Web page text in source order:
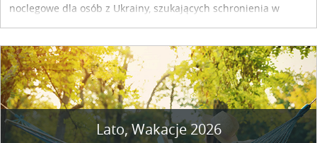
noclegowe dla osób z Ukrainy, szukających schronienia w
Lato, Wakacje 2026